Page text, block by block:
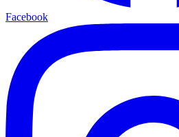
Facebook